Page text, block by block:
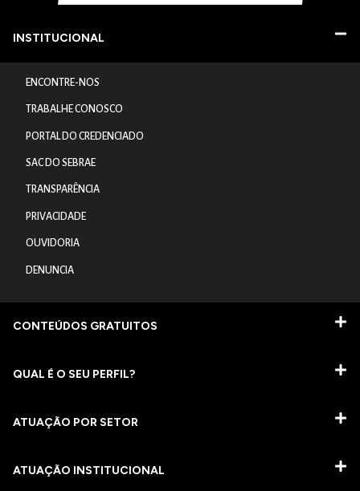
INSTITUCIONAL
ENCONTRE-NOS
TRABALHE CONOSCO
PORTAL DO CREDENCIADO
SAC DO SEBRAE
TRANSPARÊNCIA
PRIVACIDADE
OUVIDORIA
DENUNCIA
CONTEÚDOS GRATUITOS
QUAL É O SEU PERFIL?
ATUAÇÃO POR SETOR
ATUAÇÃO INSTITUCIONAL